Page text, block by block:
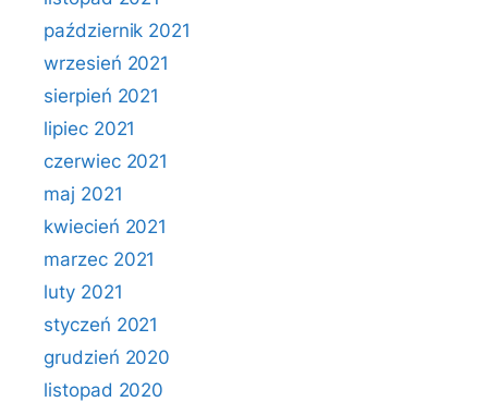
październik 2021
wrzesień 2021
sierpień 2021
lipiec 2021
czerwiec 2021
maj 2021
kwiecień 2021
marzec 2021
luty 2021
styczeń 2021
grudzień 2020
listopad 2020